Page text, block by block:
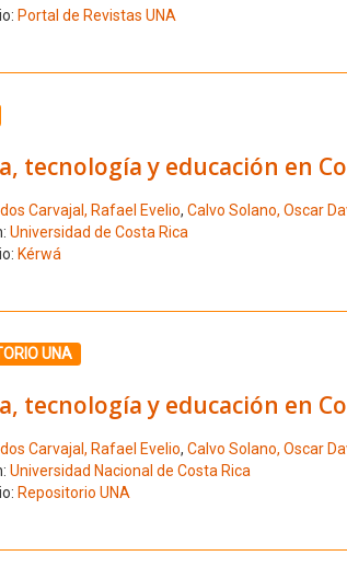
Portal de Revistas UNA
número de resultado 6
tecnología y educación en
Carvajal, Rafael Evelio, Calvo Solano, Oscar
Universidad de Costa Rica
Kérwá
número de resultado 7
UNA
tecnología y educación en
Carvajal, Rafael Evelio, Calvo Solano, Oscar
Universidad Nacional de Costa Rica
Repositorio UNA